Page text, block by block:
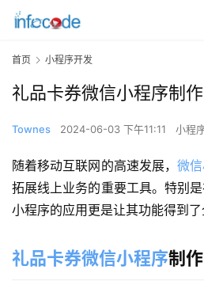
首页 小程序开发
礼品卡券微信小程序制
Townes 2024-06-03 下午11:11 小程
随着移动互联网的高速发展，微
拓展线上业务的重要工具。特别
小程序的应用更是让其功能得到了
礼品卡券微信小程序制作